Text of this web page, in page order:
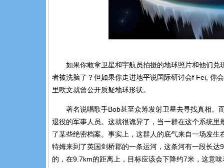
如果你敢拿卫星和宇航员拍摄的地球照片和他们
者被洗脑了？但如果你走进地平说国际研讨会f Fei, 你
里欧文就曾公开质疑地球形状。
著名说唱歌手Bob甚至众筹发射卫星去寻找真相。
退役的军事人员。这就很诡异了，当一群在这个系统
了某些绝密档案。事实上，这群人的底气来自一场发生
特姆来到了英国剑桥郡的一条运河，这条河有一段长达
的，在9.7km的距离上，目标应该会下降约7米，这意